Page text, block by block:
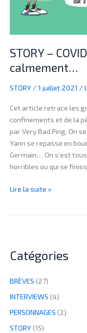
STORY –
calmement…
STORY / 1 juillet 2021 /
Cet article retrace les
confinements et de la
par Very Bad Ping. On
Yann se repasse en
Germain… On s’est
horribles ou qui se
l’bilan
Lire la suite »
Catégories
BRÈVES (27)
INTERVIEWS (4)
PERSONNAGES (2)
STORY(15)